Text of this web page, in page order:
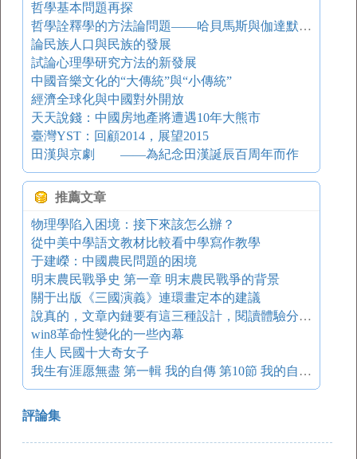
哲學基本問題再探
哲學詮釋學的方法論問題——哈貝馬斯與伽達默爾之爭
論民族人口與民族的發展
試論心理學研究方法的新發展
中國音樂文化的“大傳統”與“小傳統”
經濟全球化與中國對外開放
天天說錢：中國房地產將遭遇10年大熊市
臺灣YST：回顧2014，展望2015
田漢與京劇 ——為紀念田漢誕辰百周年而作
推薦文章
物理學陷入困境：接下來該怎么辦？
從中美中學語文教材比較看中學寫作教學
于建嶸：中國農民問題的困境
明末農民戰爭史 第一章 明末農民戰爭的背景
關于出版《三國演義》連環畫定本的建議
說真的，文章內鏈要有這三種設計，閱讀體驗分分鐘提升
win8革命性變化的一些內幕
佳人 民國十大奇女子
我生有涯愿無盡 第一輯 我的自傳 第10節 我的自學小史：中學時期自學
評論集